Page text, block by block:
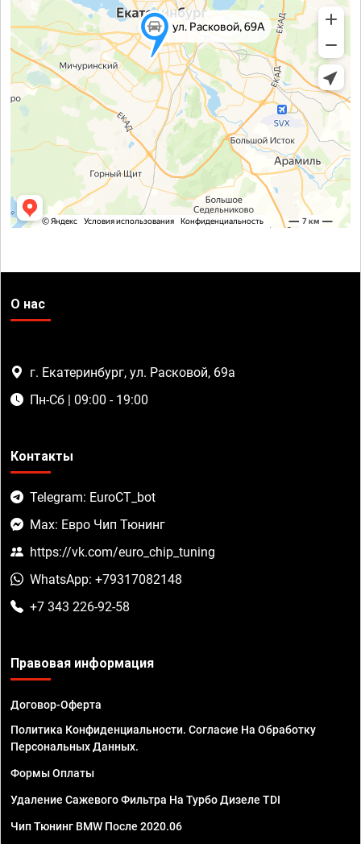
О нас
г. Екатеринбург, ул. Расковой, 69а
Пн-Сб | 09:00 - 19:00
Контакты
Telegram: EuroCT_bot
Max: Евро Чип Тюнинг
https://vk.com/euro_chip_tuning
WhatsApp: +79317082148
+7 343 226-92-58
Правовая информация
Договор-Оферта
Политика Конфиденциальности. Согласие На Обработку
Персональных Данных.
Формы Оплаты
Удаление Сажевого Фильтра На Турбо Дизеле TDI
Чип Тюнинг BMW После 2020.06